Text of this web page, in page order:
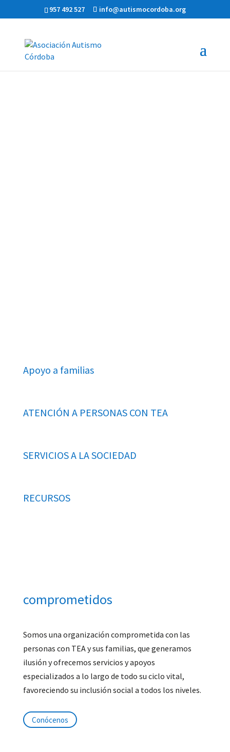
957 492 527 info@autismocordoba.org
Apoyo a familias
ATENCIÓN A PERSONAS CON TEA
SERVICIOS A LA SOCIEDAD
RECURSOS
comprometidos
Somos una organización comprometida con las
personas con TEA y sus familias, que generamos
ilusión y ofrecemos servicios y apoyos
especializados a lo largo de todo su ciclo vital,
favoreciendo su inclusión social a todos los niveles.
Conócenos